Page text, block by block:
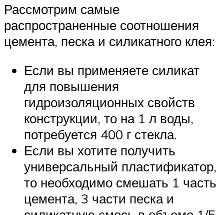
Рассмотрим самые
распространенные соотношения
цемента, песка и силикатного клея:
Если вы применяете силикат
для повышения
гидроизоляционных свойств
конструкции, то на 1 л воды,
потребуется 400 г стекла.
Если вы хотите получить
универсальный пластификатор,
то необходимо смешать 1 часть
цемента, 3 части песка и